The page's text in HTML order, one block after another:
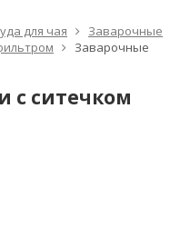
для чая
Заварочные
Заварочные
с ситечком